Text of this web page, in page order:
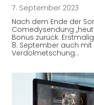
7. September 2023
Nach dem Ende der
Comedysendung
Bonus zurück.
8. September auch
Verdolmetschung…